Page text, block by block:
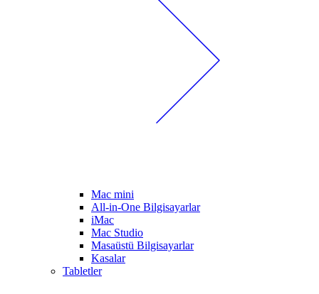
Mac mini
All-in-One Bilgisayarlar
iMac
Mac Studio
Masaüstü Bilgisayarlar
Kasalar
Tabletler